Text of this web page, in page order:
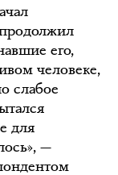
его,
человеке,
слабое
для
—